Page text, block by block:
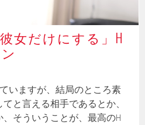
女だけにする」H
いますが、結局のところ素
と言える相手であるとか、
そういうことが、最高のH